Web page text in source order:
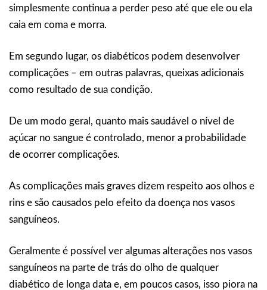
simplesmente continua a perder peso até que ele ou ela
caia em coma e morra.
Em segundo lugar, os diabéticos podem desenvolver
complicações – em outras palavras, queixas adicionais
como resultado de sua condição.
De um modo geral, quanto mais saudável o nível de
açúcar no sangue é controlado, menor a probabilidade
de ocorrer complicações.
As complicações mais graves dizem respeito aos olhos e
rins e são causados pelo efeito da doença nos vasos
sanguíneos.
Geralmente é possível ver algumas alterações nos vasos
sanguíneos na parte de trás do olho de qualquer
diabético de longa data e, em poucos casos, isso piora na